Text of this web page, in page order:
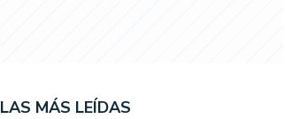
LAS MÁS LEÍDAS